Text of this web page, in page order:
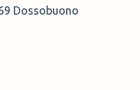
Dossobuono